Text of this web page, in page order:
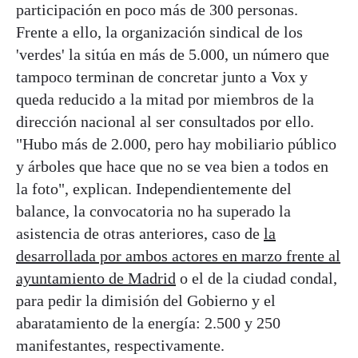
participación en poco más de 300 personas.
Frente a ello, la organización sindical de los
'verdes' la sitúa en más de 5.000, un número que
tampoco terminan de concretar junto a Vox y
queda reducido a la mitad por miembros de la
dirección nacional al ser consultados por ello.
"Hubo más de 2.000, pero hay mobiliario público
y árboles que hace que no se vea bien a todos en
la foto", explican. Independientemente del
balance, la convocatoria no ha superado la
asistencia de otras anteriores, caso de la
desarrollada por ambos actores en marzo frente al
ayuntamiento de Madrid o el de la ciudad condal,
para pedir la dimisión del Gobierno y el
abaratamiento de la energía: 2.500 y 250
manifestantes, respectivamente.